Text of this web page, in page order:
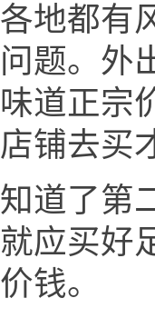
各地都有
问题。外
味道正宗
店铺去买
知道了第
就应买好
价钱。